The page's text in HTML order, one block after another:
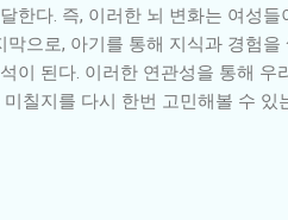
한다. 즉, 이러한 뇌 변화는 여성
으로, 아기를 통해 지식과 경험
이 된다. 이러한 연관성을 통해
칠지를 다시 한번 고민해볼 수 있